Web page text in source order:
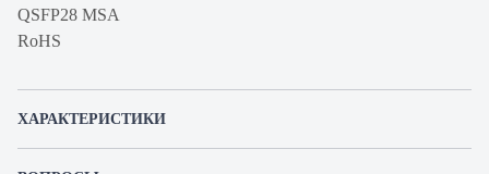
QSFP28 MSA
RoHS
ХАРАКТЕРИСТИКИ